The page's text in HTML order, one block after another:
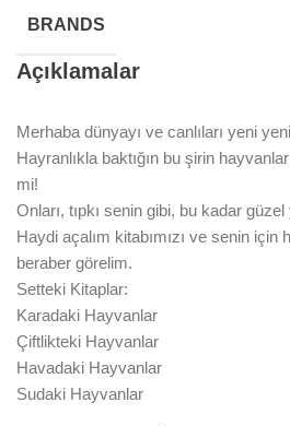
BRANDS
Açıklamalar
Merhaba dünyayı ve canlıları yeni
Hayranlıkla baktığın bu şirin
mi!
Onları, tıpkı senin gibi, bu kadar
Haydi açalım kitabımızı ve senin için
beraber görelim.
Setteki Kitaplar:
Karadaki Hayvanlar
Çiftlikteki Hayvanlar
Havadaki Hayvanlar
Sudaki Hayvanlar